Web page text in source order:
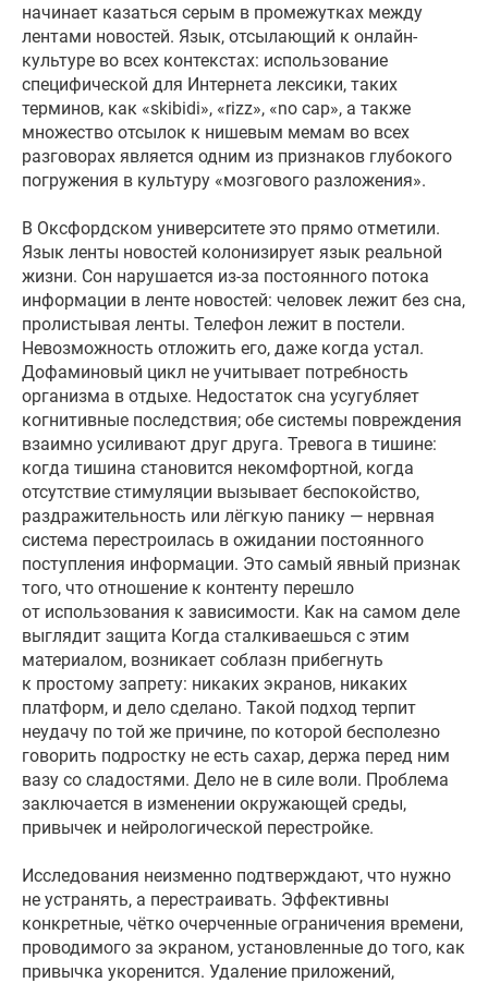
начинает казаться серым в промежутках между
лентами новостей. Язык, отсылающий к онлайн-
культуре во всех контекстах: использование
специфической для Интернета лексики, таких
терминов, как «skibidi», «rizz», «no cap», а также
множество отсылок к нишевым мемам во всех
разговорах является одним из признаков глубокого
погружения в культуру «мозгового разложения».
В Оксфордском университете это прямо отметили.
Язык ленты новостей колонизирует язык реальной
жизни. Сон нарушается из-за постоянного потока
информации в ленте новостей: человек лежит без сна,
пролистывая ленты. Телефон лежит в постели.
Невозможность отложить его, даже когда устал.
Дофаминовый цикл не учитывает потребность
организма в отдыхе. Недостаток сна усугубляет
когнитивные последствия; обе системы повреждения
взаимно усиливают друг друга. Тревога в тишине:
когда тишина становится некомфортной, когда
отсутствие стимуляции вызывает беспокойство,
раздражительность или лёгкую панику — нервная
система перестроилась в ожидании постоянного
поступления информации. Это самый явный признак
того, что отношение к контенту перешло
от использования к зависимости. Как на самом деле
выглядит защита Когда сталкиваешься с этим
материалом, возникает соблазн прибегнуть
к простому запрету: никаких экранов, никаких
платформ, и дело сделано. Такой подход терпит
неудачу по той же причине, по которой бесполезно
говорить подростку не есть сахар, держа перед ним
вазу со сладостями. Дело не в силе воли. Проблема
заключается в изменении окружающей среды,
привычек и нейрологической перестройке.
Исследования неизменно подтверждают, что нужно
не устранять, а перестраивать. Эффективны
конкретные, чётко очерченные ограничения времени,
проводимого за экраном, установленные до того, как
привычка укоренится. Удаление приложений,